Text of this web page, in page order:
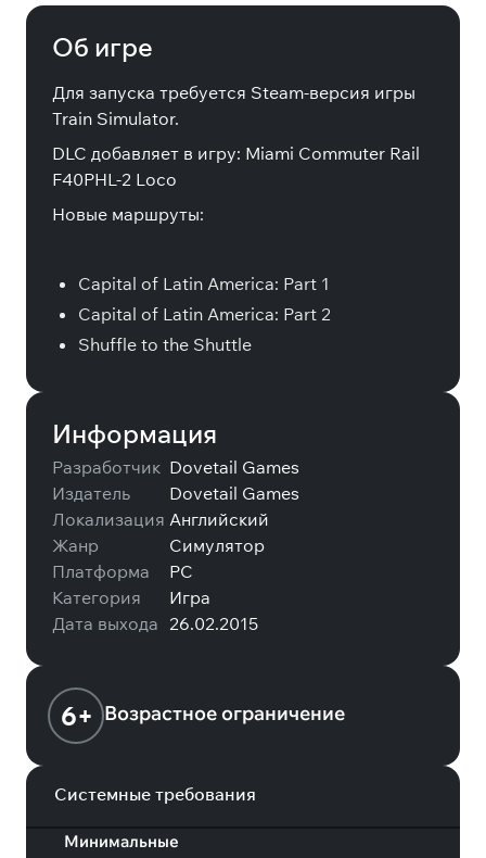
Об игре
Для запуска требуется Steam-версия игры
Train Simulator.
DLC добавляет в игру: Miami Commuter Rail
F40PHL-2 Loco
Новые маршруты:
Capital of Latin America: Part 1
Capital of Latin America: Part 2
Shuffle to the Shuttle
Информация
Разработчик Dovetail Games
Издатель
Dovetail Games
Локализация Английский
Жанр
Симулятор
Платформа
PC
Категория
Игра
Дата выхода 26.02.2015
6+ Возрастное ограничение
Системные требования
Минимальные